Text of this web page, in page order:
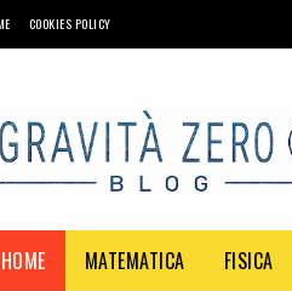
COOKIES POLICY
HOME MATEMATICA FISICA